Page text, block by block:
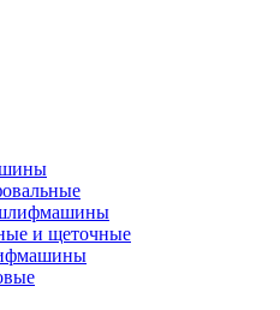
и щеточные